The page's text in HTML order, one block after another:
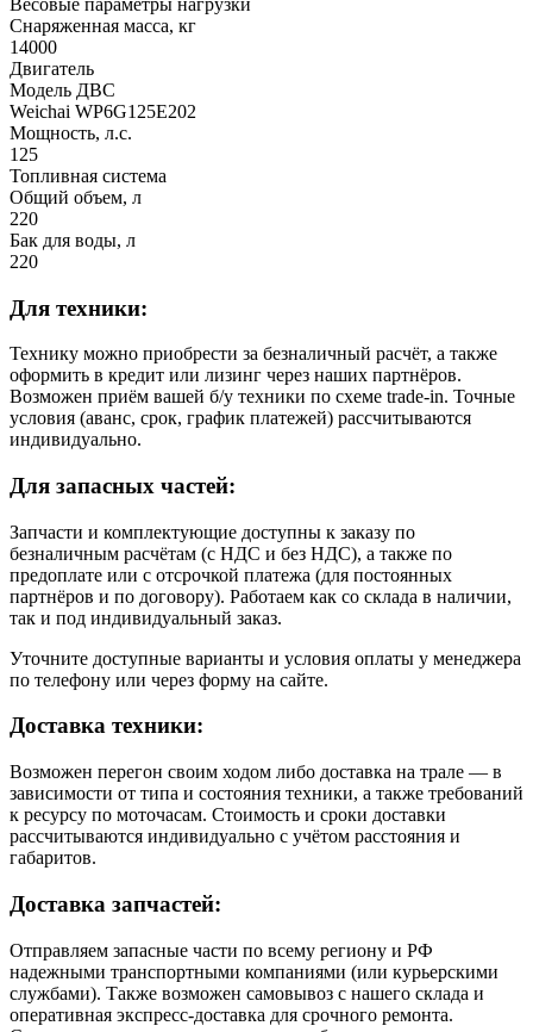
Снаряженная масса, кг
14000
Двигатель
Модель ДВС
Weichai WP6G125E202
Мощность, л.с.
125
Топливная система
Общий объем, л
220
Бак для воды, л
220
Для техники:
Технику можно приобрести за безналичный расчёт, а также
оформить в кредит или лизинг через наших партнёров.
Возможен приём вашей б/у техники по схеме trade-in. Точные
условия (аванс, срок, график платежей) рассчитываются
индивидуально.
Для запасных частей:
Запчасти и комплектующие доступны к заказу по
безналичным расчётам (с НДС и без НДС), а также по
предоплате или с отсрочкой платежа (для постоянных
партнёров и по договору). Работаем как со склада в наличии,
так и под индивидуальный заказ.
Уточните доступные варианты и условия оплаты у менеджера
по телефону или через форму на сайте.
Доставка техники:
Возможен перегон своим ходом либо доставка на трале — в
зависимости от типа и состояния техники, а также требований
к ресурсу по моточасам. Стоимость и сроки доставки
рассчитываются индивидуально с учётом расстояния и
габаритов.
Доставка запчастей:
Отправляем запасные части по всему региону и РФ
надежными транспортными компаниями (или курьерскими
службами). Также возможен самовывоз с нашего склада и
оперативная экспресс-доставка для срочного ремонта.